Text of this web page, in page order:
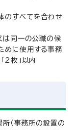
のすべてを合わせ
は同一の公職の候
めに使用する事務
2枚」以内
（事務所の設置の